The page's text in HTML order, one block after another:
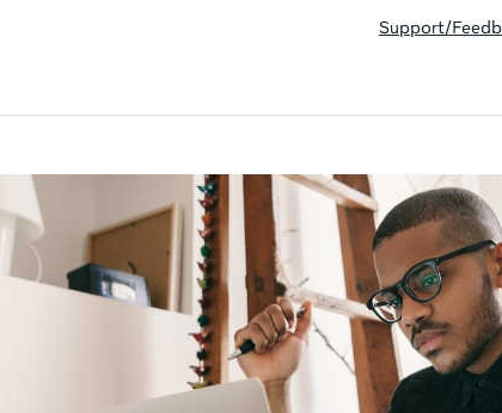
Support/
This activity is also